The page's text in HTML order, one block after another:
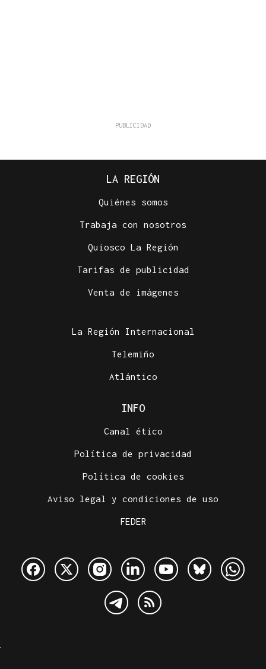
LA REGIÓN
Quiénes somos
Trabaja con nosotros
Quiosco La Región
Tarifas de publicidad
Venta de imágenes
La Región Internacional
Telemiño
Atlántico
INFO
Canal ético
Política de privacidad
Política de cookies
Aviso legal y condiciones de uso
FEDER